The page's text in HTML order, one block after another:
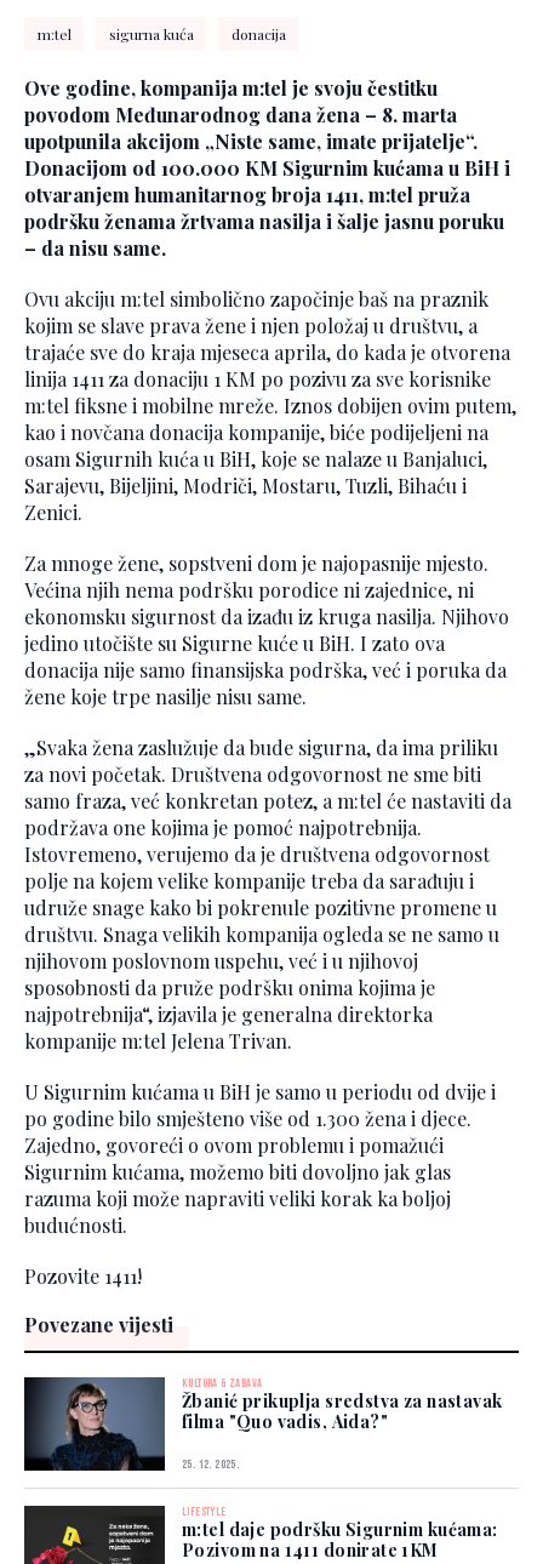
m:tel sigurna kuća donacija
Ove godine, kompanija m:tel je svoju čestitku
povodom Međunarodnog dana žena – 8. marta
upotpunila akcijom „Niste same, imate prijatelje“.
Donacijom od 100.000 KM Sigurnim kućama u BiH i
otvaranjem humanitarnog broja 1411, m:tel pruža
podršku ženama žrtvama nasilja i šalje jasnu poruku
– da nisu same.
Ovu akciju m:tel simbolično započinje baš na praznik
kojim se slave prava žene i njen položaj u društvu, a
trajaće sve do kraja mjeseca aprila, do kada je otvorena
linija 1411 za donaciju 1 KM po pozivu za sve korisnike
m:tel fiksne i mobilne mreže. Iznos dobijen ovim putem,
kao i novčana donacija kompanije, biće podijeljeni na
osam Sigurnih kuća u BiH, koje se nalaze u Banjaluci,
Sarajevu, Bijeljini, Modriči, Mostaru, Tuzli, Bihaću i
Zenici.
Za mnoge žene, sopstveni dom je najopasnije mjesto.
Većina njih nema podršku porodice ni zajednice, ni
ekonomsku sigurnost da izađu iz kruga nasilja. Njihovo
jedino utočište su Sigurne kuće u BiH. I zato ova
donacija nije samo finansijska podrška, već i poruka da
žene koje trpe nasilje nisu same.
„Svaka žena zaslužuje da bude sigurna, da ima priliku
za novi početak. Društvena odgovornost ne sme biti
samo fraza, već konkretan potez, a m:tel će nastaviti da
podržava one kojima je pomoć najpotrebnija.
Istovremeno, verujemo da je društvena odgovornost
polje na kojem velike kompanije treba da sarađuju i
udruže snage kako bi pokrenule pozitivne promene u
društvu. Snaga velikih kompanija ogleda se ne samo u
njihovom poslovnom uspehu, već i u njihovoj
sposobnosti da pruže podršku onima kojima je
najpotrebnija“, izjavila je generalna direktorka
kompanije m:tel Jelena Trivan.
U Sigurnim kućama u BiH je samo u periodu od dvije i
po godine bilo smješteno više od 1.300 žena i djece.
Zajedno, govoreći o ovom problemu i pomažući
Sigurnim kućama, možemo biti dovoljno jak glas
razuma koji može napraviti veliki korak ka boljoj
budućnosti.
Pozovite 1411!
Povezane vijesti
KULTURA & ZABAVA
Žbanić prikuplja sredstva za nastavak
filma "Quo vadis, Aida?"
25. 12. 2025.
LIFESTYLE
m:tel daje podršku Sigurnim kućama:
Pozivom na 1411 donirate 1KM